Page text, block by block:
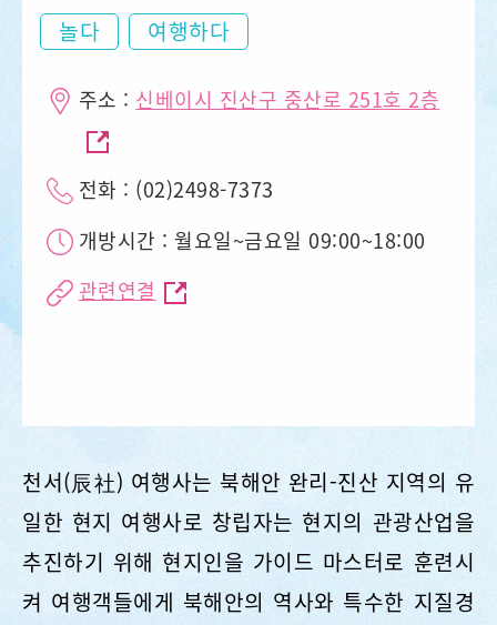
놀다 여행하다
주소 : 신베이시 진산구 중산로 251호 2층
전화 : (02)2498-7373
개방시간 : 월요일~금요일 09:00~18:00
관련연결
천서(辰社) 여행사는 북해안 완리-진산 지역의 유
일한 현지 여행사로 창립자는 현지의 관광산업을
추진하기 위해 현지인을 가이드 마스터로 훈련시
켜 여행객들에게 북해안의 역사와 특수한 지질경